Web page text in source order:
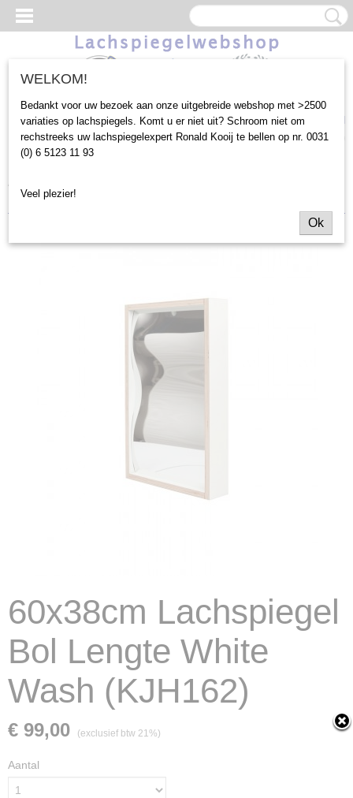
Inloggen Registreren
UW WINKELWAGEN
Geen producten
White Wash (KJH162)
60x38cm Lachspiegel
Bol Lengte White
Wash (KJH162)
€ 99,00 (exclusief btw 21%)
Aantal
WELKOM!
Bedankt voor uw bezoek aan onze uitgebreide webshop met >2500
variaties op lachspiegels. Komt u er niet uit? Schroom niet om
rechstreeks uw lachspiegelexpert Ronald Kooij te bellen op nr. 0031
(0) 6 5123 11 93
Veel plezier!
Ok